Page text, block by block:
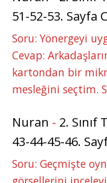
51-52-53. Sayfa
Soru: Yönergeyi
Cevap:
kartondan bir
mesleğini seçtim.
Nuran - 2.
43-44-45-46.
Soru: Geçmişte